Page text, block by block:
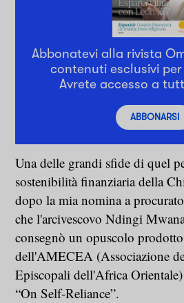
Abbonatevi alla rivista
contenuti esclusivi
Avrete accesso a
ABBONARSI
Una delle grandi sfide di quel
sostenibilità finanziaria della
dopo la mia nomina a
che l'arcivescovo Ndingi
consegnò un opuscolo
dell'AMECEA (Associazione
Episcopali dell'Africa
“On Self-Reliance”.